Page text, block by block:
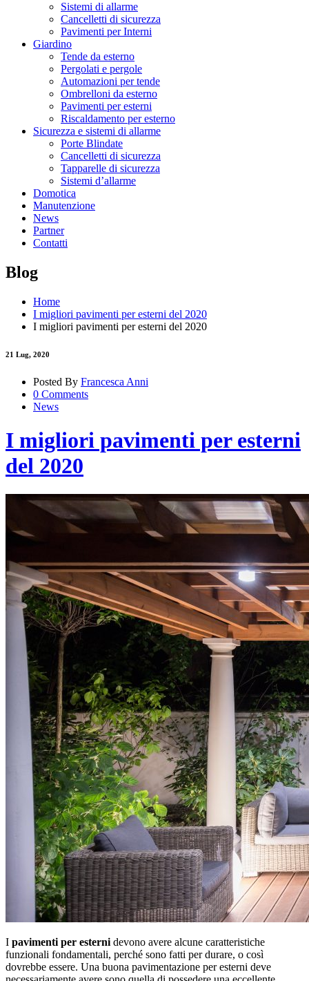
Sistemi di allarme
Cancelletti di sicurezza
Pavimenti per Interni
Giardino
Tende da esterno
Pergolati e pergole
Automazioni per tende
Ombrelloni da esterno
Pavimenti per esterni
Riscaldamento per esterno
Sicurezza e sistemi di allarme
Porte Blindate
Cancelletti di sicurezza
Tapparelle di sicurezza
Sistemi d’allarme
Domotica
Manutenzione
News
Partner
Contatti
Blog
Home
I migliori pavimenti per esterni del 2020
I migliori pavimenti per esterni del 2020
21 Lug, 2020
Posted By Francesca Anni
0 Comments
News
I migliori pavimenti per esterni
del 2020
I pavimenti per esterni devono avere alcune caratteristiche
funzionali fondamentali, perché sono fatti per durare, o così
dovrebbe essere. Una buona pavimentazione per esterni deve